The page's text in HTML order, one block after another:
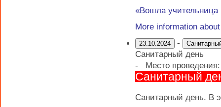
«Вошла
More information
23.10.2024 -
Санитарный день
-
Место
Санитарный
Санитарный день. В